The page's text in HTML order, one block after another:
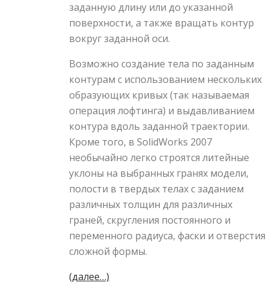
заданную длину или до указанной
поверхности, а также вращать контур
вокруг заданной оси.
Возможно создание тела по заданным
контурам с использованием нескольких
образующих кривых (так называемая
операция лофтинга) и выдавли­ванием
контура вдоль заданной траектории.
Кроме того, в SolidWorks 2007
необычайно легко строятся литей­ные
уклоны на выбранных гранях модели,
полости в твердых телах с заданием
различных толщин для различ­ных
граней, скругления постоянного и
переменного радиуса, фаски и отверстия
сложной формы.
(далее…)